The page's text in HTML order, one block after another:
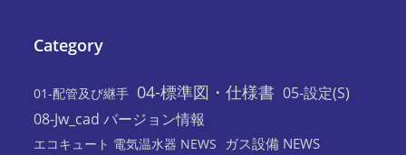
Category
01-配管及び継手 04-標準図・仕様書 05-設定(S)
08-Jw_cad バージョン情報
エコキュート 電気温水器 NEWS
ガス設備 NEWS